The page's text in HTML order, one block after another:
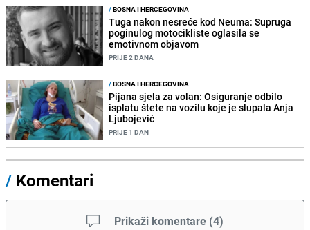
/BOSNA I HERCEGOVINA
Tuga nakon nesreće kod Neuma: Supruga
poginulog motocikliste oglasila se
emotivnom objavom
PRIJE 2 DANA
/BOSNA I HERCEGOVINA
Pijana sjela za volan: Osiguranje odbilo
isplatu štete na vozilu koje je slupala Anja
Ljubojević
PRIJE 1 DAN
/ Komentari
Prikaži komentare (4)